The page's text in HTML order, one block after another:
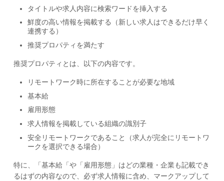
タイトルや求人内容に検索ワードを挿入する
鮮度の高い情報を掲載する（新しい求人はできるだけ早く
連携する）
推奨プロパティを満たす
推奨プロパティとは、以下の内容です。
リモートワーク時に所在することが必要な地域
基本給
雇用形態
求人情報を掲載している組織の識別子
安全リモートワークであること（求人が完全にリモートワ
ークを選択できる場合）
特に、「基本給「や「雇用形態」はどの業種・企業も記載でき
るはずの内容なので、必ず求人情報に含め、マークアップして